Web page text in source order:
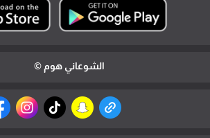
الشوعاني هوم ©